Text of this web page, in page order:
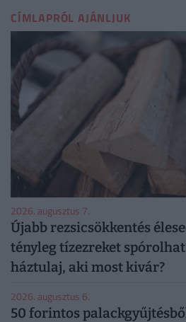
CÍMLAPRÓL AJÁNLJUK
2026. augusztus 7.
Újabb rezsicsökkentés
tényleg tízezreket
háztulaj, aki most kivár?
2026. augusztus 6.
50 forintos